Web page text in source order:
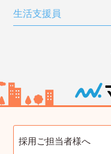
生活支援員
採用ご担当者様へ